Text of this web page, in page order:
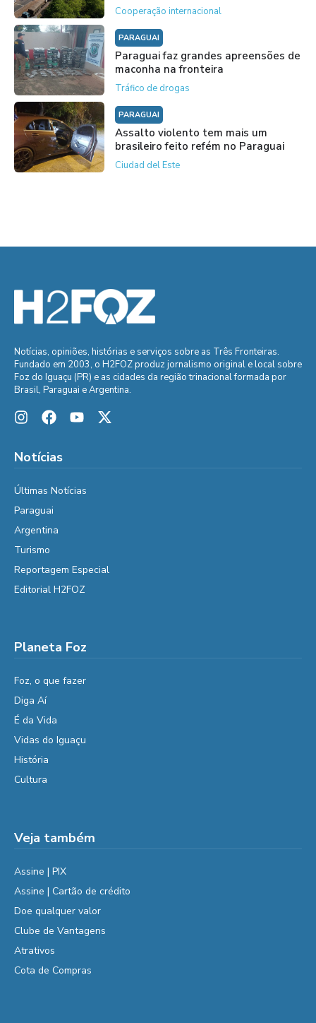
Cooperação internacional
PARAGUAI
Paraguai faz grandes apreensões de
maconha na fronteira
Tráfico de drogas
PARAGUAI
Assalto violento tem mais um
brasileiro feito refém no Paraguai
Ciudad del Este
Notícias, opiniões, histórias e serviços sobre as Três Fronteiras.
Fundado em 2003, o H2FOZ produz jornalismo original e local sobre
Foz do Iguaçu (PR) e as cidades da região trinacional formada por
Brasil, Paraguai e Argentina.
Notícias
Últimas Notícias
Paraguai
Argentina
Turismo
Reportagem Especial
Editorial H2FOZ
Planeta Foz
Foz, o que fazer
Diga Aí
É da Vida
Vidas do Iguaçu
História
Cultura
Veja também
Assine | PIX
Assine | Cartão de crédito
Doe qualquer valor
Clube de Vantagens
Atrativos
Cota de Compras